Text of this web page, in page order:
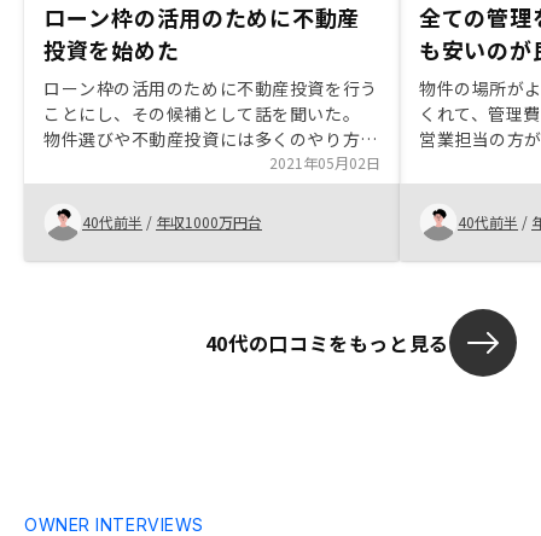
ローン枠の活用のために不動産
投資を始めた
ローン枠の活用のために不動産投資を行う
ことにし、その候補として話を聞いた。
物件選びや不動産投資には多くのやり方が
あるので、勉強は各々自分で行う必要があ
る。 なお、WEB面談を行った場合に3万円
のAmazonギフトカード券が貰えることに
なっていたが貰えなかった。話す相手が何
人も変わり、内容も引き継がれていないた
えず、説明も冗長で長時間の打合せを何回
2021年05月02日
40代前半 / 年収1000万円台
全ての管理
も安いのが
物件の場所が
くれて、管理
営業担当の方
べて駅近で築
のがよかった。
40代前半 /
40代の口コミをもっと見る
OWNER INTERVIEWS